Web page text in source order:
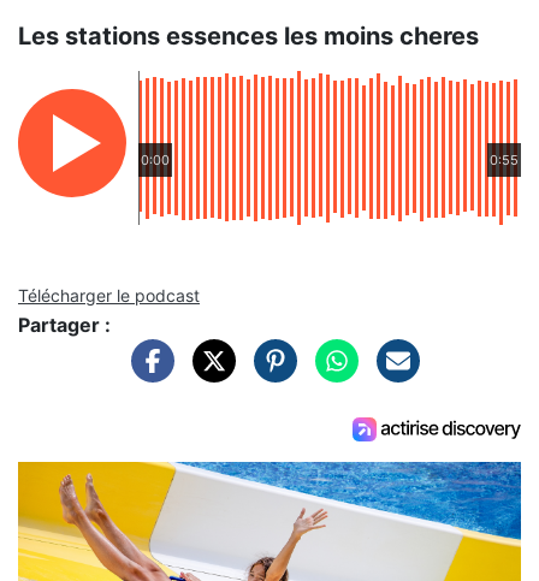
Les stations essences les moins cheres
0:00 0:55
Télécharger le podcast
Partager :